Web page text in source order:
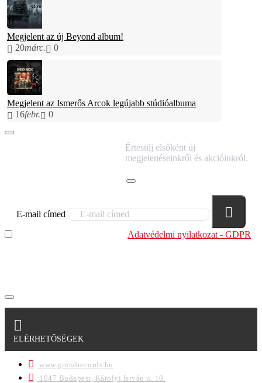
Megjelent az új Beyond album!
20márc. 0
Megjelent az Ismerős Arcok legújabb stúdióalbuma
16febr. 0
Értesülj elsőként új
megjelenéseinkről és akcióinkról.
E-mail címed
Adatvédelmi nyilatkozat - GDPR
ELÉRHETŐSÉGEK
www.grundrecords.hu
1047 Budapest, Károlyi István u. 10.